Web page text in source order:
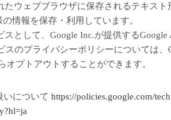
ウェブブラウザに保存されるテキスト
情報を保存・利用しています。
として、Google Inc.が提供する
のプライバシーポリシーについては、
プトアウトすることができます。
いについて https://policies.google.com/